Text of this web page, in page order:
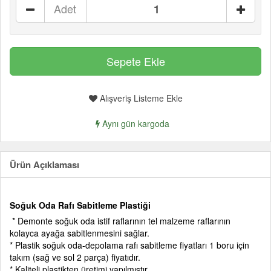
Adet
Alışveriş Listeme Ekle
Aynı gün kargoda
Ürün Açıklaması
Soğuk Oda Rafı Sabitleme Plastiği
* Demonte soğuk oda istif raflarının tel malzeme raflarının
kolayca ayağa sabitlenmesini sağlar.
* Plastik soğuk oda-depolama rafı sabitleme fiyatları 1 boru için
takım (sağ ve sol 2 parça) fiyatıdır.